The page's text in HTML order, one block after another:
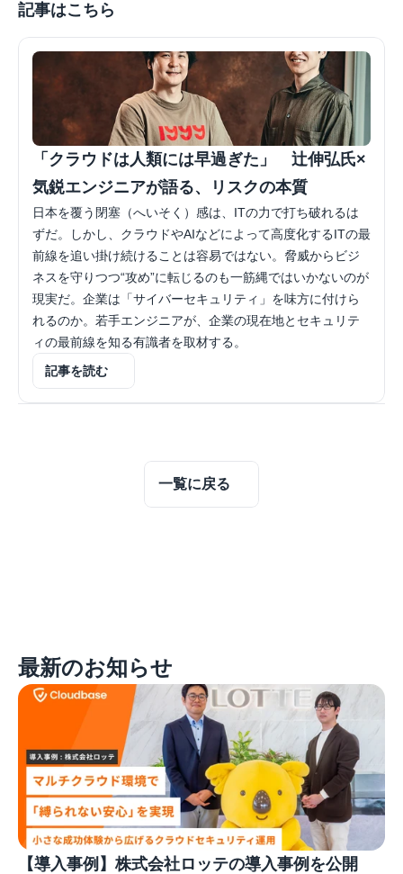
記事はこちら
「クラウドは人類には早過ぎた」　辻伸弘氏×
気鋭エンジニアが語る、リスクの本質
日本を覆う閉塞（へいそく）感は、ITの力で打ち破れるは
ずだ。しかし、クラウドやAIなどによって高度化するITの最
前線を追い掛け続けることは容易ではない。脅威からビジ
ネスを守りつつ“攻め”に転じるのも一筋縄ではいかないのが
現実だ。企業は「サイバーセキュリティ」を味方に付けら
れるのか。若手エンジニアが、企業の現在地とセキュリテ
ィの最前線を知る有識者を取材する。
記事を読む
一覧に戻る
最新のお知らせ
【導入事例】株式会社ロッテの導入事例を公開